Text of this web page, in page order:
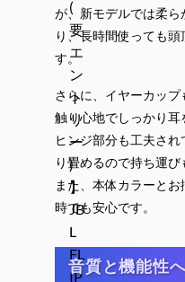
が、新モデルでは柔
り、長時間使っても
す。
さらに、イヤーカッ
触り心地でしっかり耳
ヒンジ部分も工夫さ
り畳めるので持ち運び
また、本体カラーと
時でも安心です。
音質と機能性